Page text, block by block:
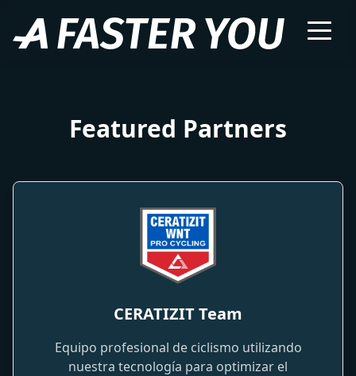
Featured Partners
CERATIZIT Team
Equipo profesional de ciclismo utilizando
nuestra tecnología para optimizar el